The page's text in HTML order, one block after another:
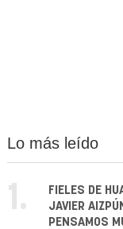
Lo más leído
1.
FIELES DE
JAVIER
PENSAMOS